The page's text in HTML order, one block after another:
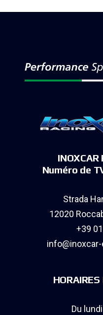
INOXCAR
Numéro de
Strada
12020
+39
HORAIRES
Du